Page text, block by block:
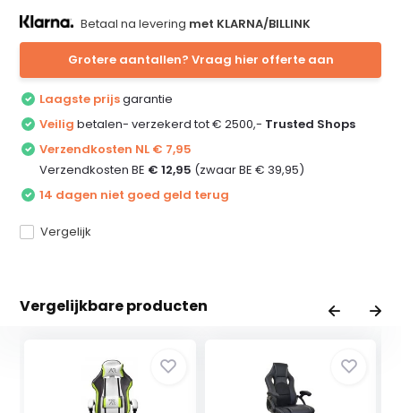
Betaal na levering met KLARNA/BILLINK
Grotere aantallen? Vraag hier offerte aan
Laagste prijsgarantie
Veilig betalen- verzekerd tot € 2500,- Trusted Shops
Verzendkosten NL € 7,95
Verzendkosten BE € 12,95 (zwaar BE € 39,95)
14 dagen niet goed geld terug
Vergelijk
Vergelijkbare producten